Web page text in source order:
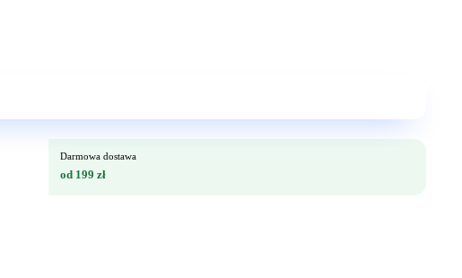
Darmowa dostawa
od 199 zł